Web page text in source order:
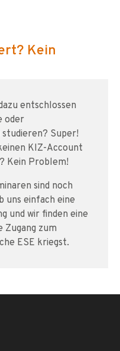
Kein
entschlossen
oder
studieren? Super!
KIZ-Account
Kein Problem!
sind noch
uns einfach eine
und wir finden eine
Zugang zum
ESE kriegst.